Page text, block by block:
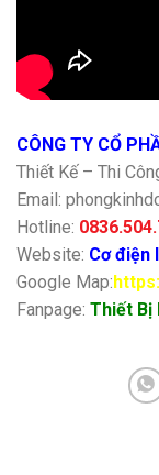
CÔNG TY CỔ
Thiết Kế – Thi
Email:
Hotline:
Website: Cơ điện
Google Map:
Fanpage: Thiết Bị